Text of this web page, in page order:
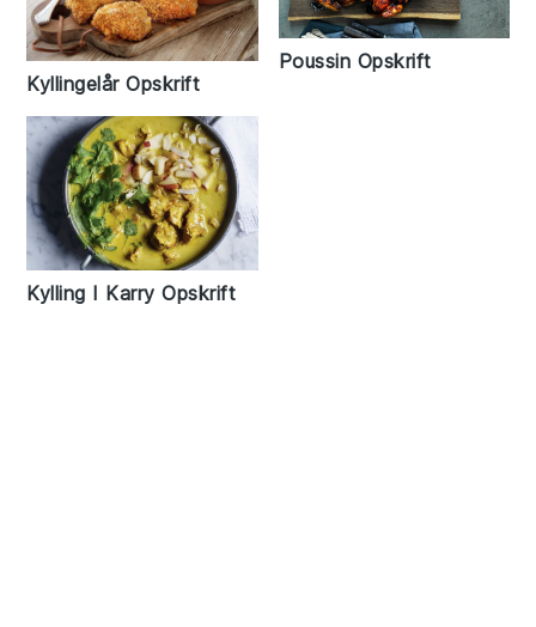
Kyllingelår Opskrift
Poussin Opskrift
Kylling I Karry Opskrift